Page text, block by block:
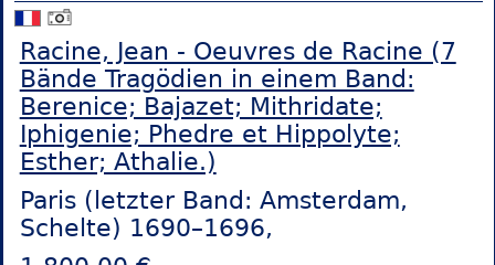
Racine, Jean - Oeuvres de Racine (7
Bände Tragödien in einem Band:
Berenice; Bajazet; Mithridate;
Iphigenie; Phedre et Hippolyte;
Esther; Athalie.)
Paris (letzter Band: Amsterdam,
Schelte) 1690–1696,